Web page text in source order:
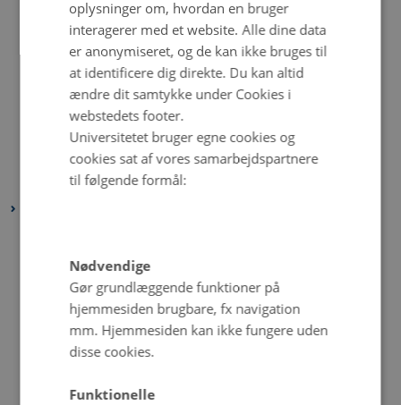
juli 2024(2 poster)
juni 2024(2 poster)
maj 2024(1 post)
april 2024 (3 poster)
marts 2024
(2 poster)
februar 2024(2 poster)
januar 2024(1 post)
november 2023(1 post)
oktober 2023(2 poster)
september 2023(2 poster)
august 2023(3 poster)
juni 2023(6 poster)
oplysninger om, hvordan en bruger
interagerer med et website. Alle dine data
er anonymiseret, og de kan ikke bruges til
at identificere dig direkte. Du kan altid
ændre dit samtykke under Cookies i
webstedets footer.
Universitetet bruger egne cookies og
cookies sat af vores samarbejdspartnere
til følgende formål:
Nødvendige
Gør grundlæggende funktioner på
hjemmesiden brugbare, fx navigation
mm. Hjemmesiden kan ikke fungere uden
disse cookies.
Funktionelle